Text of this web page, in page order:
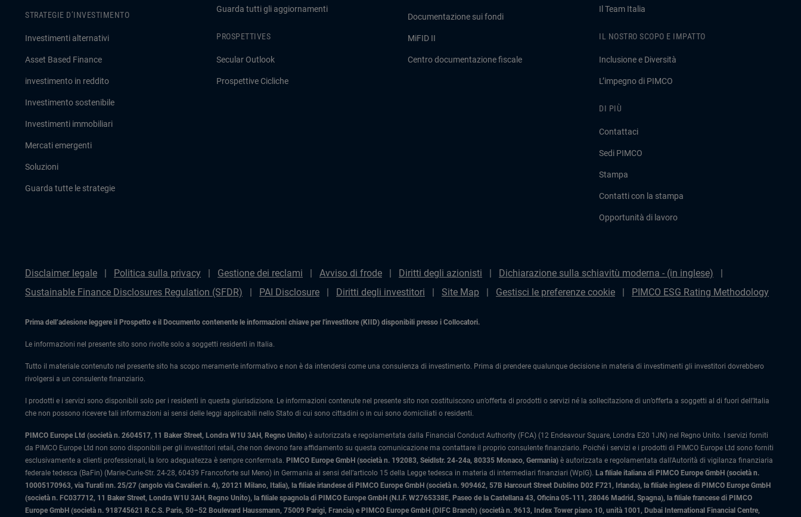
STRATEGIE D’INVESTIMENTO
Investimenti alternativi
Asset Based Finance
investimento in reddito
Investimento sostenibile
Investimenti immobiliari
Mercati emergenti
Soluzioni
Guarda tutte le strategie
Guarda tutti gli aggiornamenti
PROSPETTIVES
Secular Outlook
Prospettive Cicliche
Documentazione sui fondi
MiFID II
Centro documentazione fiscale
Il Team Italia
IL NOSTRO SCOPO E IMPATTO
Inclusione e Diversità
L’impegno di PIMCO
DI PIÙ
Contattaci
Sedi PIMCO
Stampa
Contatti con la stampa
Opportunità di lavoro
Disclaimer legale Politica sulla privacy Gestione dei reclami Avviso di frode Diritti degli azionisti
Dichiarazione sulla schiavitù moderna - (in inglese)
Sustainable Finance Disclosures Regulation (SFDR)
PAI Disclosure Diritti degli investitori Site Map Gestisci le preferenze cookie PIMCO ESG Rating Methodology
Prima dell’adesione leggere il Prospetto e il Documento contenente le informazioni chiave per l'investitore (KIID) disponibili presso i Collocatori.
Le informazioni nel presente sito sono rivolte solo a soggetti residenti in Italia.
Tutto il materiale contenuto nel presente sito ha scopo meramente informativo e non è da intendersi come una consulenza di investimento. Prima di prendere qualunque decisione in materia di investimenti gli investitori dovrebbero
rivolgersi a un consulente finanziario.
I prodotti e i servizi sono disponibili solo per i residenti in questa giurisdizione. Le informazioni contenute nel presente sito non costituiscono un’offerta di prodotti o servizi né la sollecitazione di un’offerta a soggetti al di fuori dell’Italia
che non possono ricevere tali informazioni ai sensi delle leggi applicabili nello Stato di cui sono cittadini o in cui sono domiciliati o residenti.
PIMCO Europe Ltd (società n. 2604517, 11 Baker Street, Londra W1U 3AH, Regno Unito) è autorizzata e regolamentata dalla Financial Conduct Authority (FCA) (12 Endeavour Square, Londra E20 1JN) nel Regno Unito. I servizi forniti
da PIMCO Europe Ltd non sono disponibili per gli investitori retail, che non devono fare affidamento su questa comunicazione ma contattare il proprio consulente finanziario. Poiché i servizi e i prodotti di PIMCO Europe Ltd sono forniti
esclusivamente a clienti professionali, la loro adeguatezza è sempre confermata. PIMCO Europe GmbH (società n. 192083, Seidlstr. 24-24a, 80335 Monaco, Germania) è autorizzata e regolamentata dall'Autorità di vigilanza finanziaria
federale tedesca (BaFin) (Marie-Curie-Str. 24-28, 60439 Francoforte sul Meno) in Germania ai sensi dell’articolo 15 della Legge tedesca in materia di intermediari finanziari (WpIG). La filiale italiana di PIMCO Europe GmbH (società n.
10005170963, via Turati nn. 25/27 (angolo via Cavalieri n. 4), 20121 Milano, Italia), la filiale irlandese di PIMCO Europe GmbH (società n. 909462, 57B Harcourt Street Dublino D02 F721, Irlanda), la filiale inglese di PIMCO Europe GmbH
(società n. FC037712, 11 Baker Street, Londra W1U 3AH, Regno Unito), la filiale spagnola di PIMCO Europe GmbH (N.I.F. W2765338E, Paseo de la Castellana 43, Oficina 05-111, 28046 Madrid, Spagna), la filiale francese di PIMCO
Europe GmbH (società n. 918745621 R.C.S. Paris, 50–52 Boulevard Haussmann, 75009 Parigi, Francia) e PIMCO Europe GmbH (DIFC Branch) (società n. 9613, Index Tower piano 10, unità 1001, Dubai International Financial Centre,